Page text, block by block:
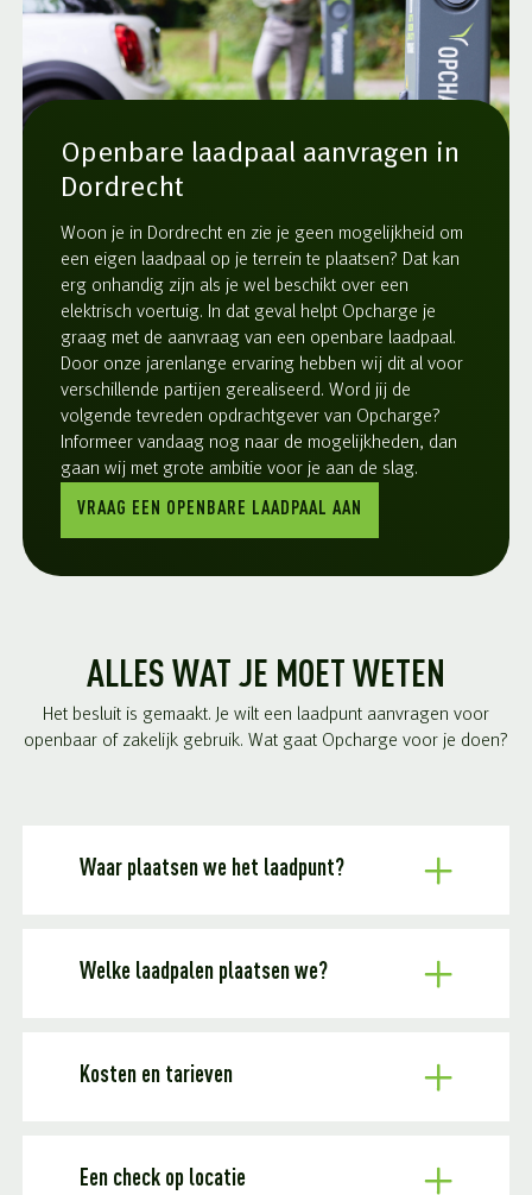
Openbare laadpaal aanvragen in
Dordrecht
Woon je in Dordrecht en zie je geen mogelijkheid om
een eigen laadpaal op je terrein te plaatsen? Dat kan
erg onhandig zijn als je wel beschikt over een
elektrisch voertuig. In dat geval helpt Opcharge je
graag met de aanvraag van een openbare laadpaal.
Door onze jarenlange ervaring hebben wij dit al voor
verschillende partijen gerealiseerd. Word jij de
volgende tevreden opdrachtgever van Opcharge?
Informeer vandaag nog naar de mogelijkheden, dan
gaan wij met grote ambitie voor je aan de slag.
VRAAG EEN OPENBARE LAADPAAL AAN
ALLES WAT JE MOET WETEN
Het besluit is gemaakt. Je wilt een laadpunt aanvragen voor
openbaar of zakelijk gebruik. Wat gaat Opcharge voor je doen?
Waar plaatsen we het laadpunt?
Welke laadpalen plaatsen we?
Kosten en tarieven
Een check op locatie